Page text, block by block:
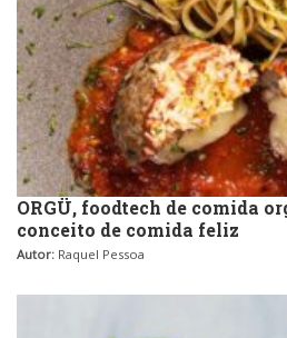
ORGÜ, foodtech de comida
conceito de comida feliz
Autor: Raquel Pessoa